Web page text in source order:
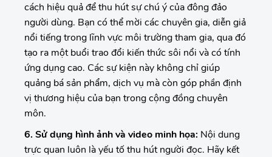
cách hiệu quả để thu hút sự chú ý của đông đảo
người dùng. Bạn có thể mời các chuyên gia, diễn giả
nổi tiếng trong lĩnh vực môi trường tham gia, qua đó
tạo ra một buổi trao đổi kiến thức sôi nổi và có tính
ứng dụng cao. Các sự kiện này không chỉ giúp
quảng bá sản phẩm, dịch vụ mà còn góp phần định
vị thương hiệu của bạn trong cộng đồng chuyên
môn.
6. Sử dụng hình ảnh và video minh họa: Nội dung
trực quan luôn là yếu tố thu hút người đọc. Hãy kết